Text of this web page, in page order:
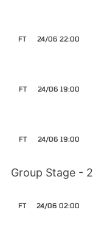
24/06 22:00
FT
24/06 19:00
FT
24/06 19:00
FT
Group Stage - 2
24/06 02:00
FT